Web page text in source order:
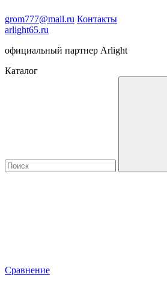
grom777@mail.ru Контакты
arlight65.ru
официальный партнер Arlight
Каталог
Сравнение